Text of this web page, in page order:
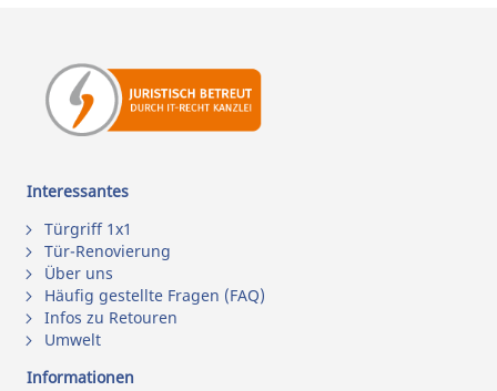
Interessantes
Türgriff 1x1
Tür-Renovierung
Über uns
Häufig gestellte Fragen (FAQ)
Infos zu Retouren
Umwelt
Informationen